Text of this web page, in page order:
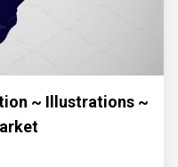
~ Illustrations ~